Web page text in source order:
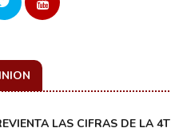
LAS CIFRAS DE LA 4T